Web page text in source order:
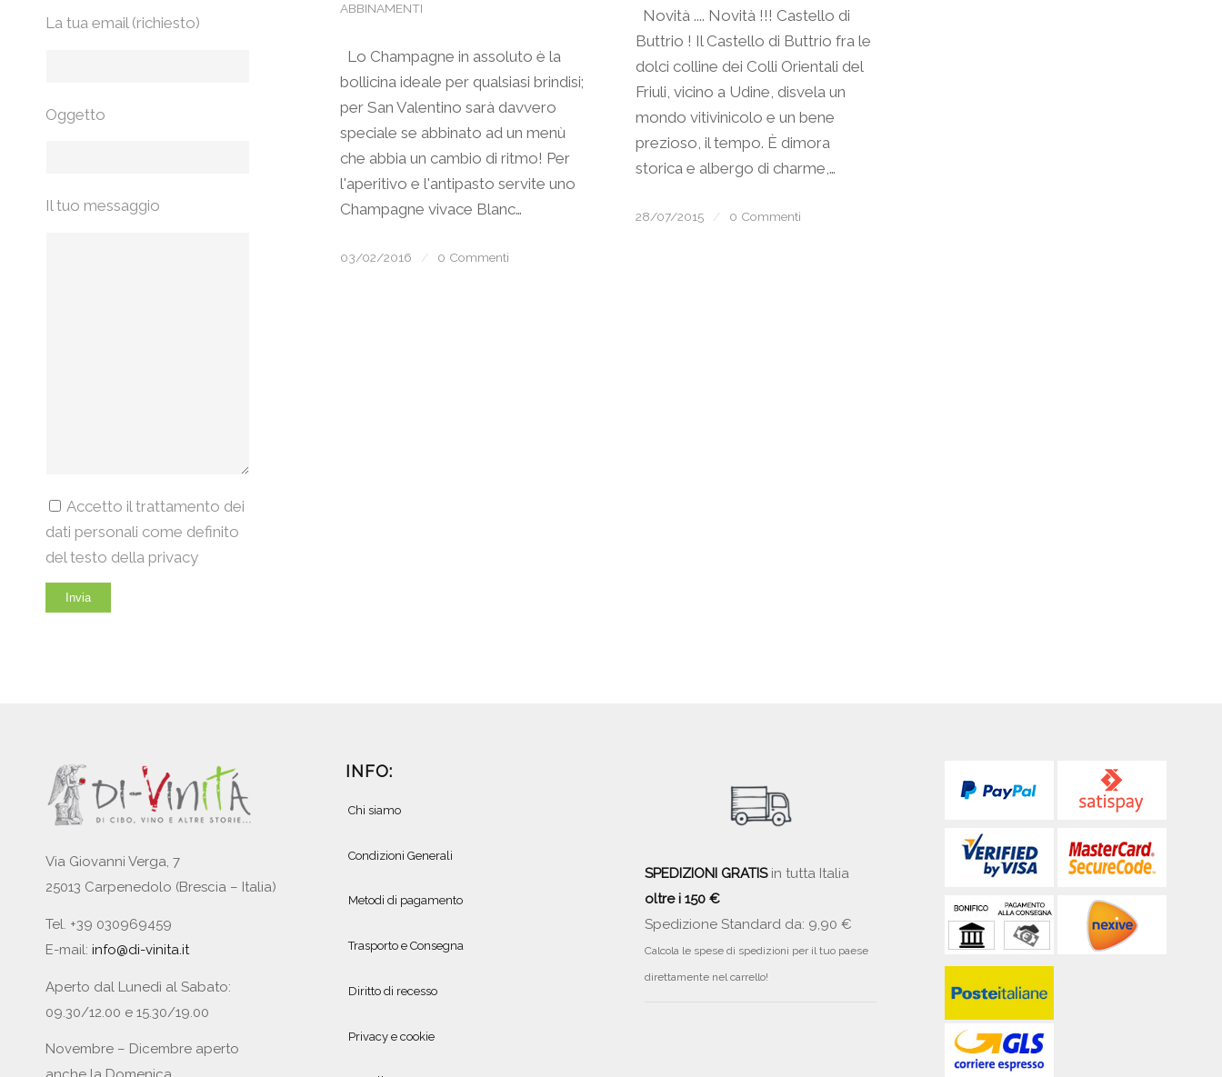
ABBINAMENTI
Lo Champagne in assoluto è la
bollicina ideale per qualsiasi brindisi;
per San Valentino sarà davvero
speciale se abbinato ad un menù
che abbia un cambio di ritmo! Per
l'aperitivo e l'antipasto servite uno
Champagne vivace Blanc…
03/02/2016 / 0 Commenti
Novità .... Novità !!! Castello di
Buttrio ! Il Castello di Buttrio fra le
dolci colline dei Colli Orientali del
Friuli, vicino a Udine, disvela un
mondo vitivinicolo e un bene
prezioso, il tempo. È dimora
storica e albergo di charme,…
28/07/2015 / 0 Commenti
La tua email (richiesto)
Oggetto
Il tuo messaggio
Accetto il trattamento dei
dati personali come definito
del testo della privacy
Via Giovanni Verga, 7
25013 Carpenedolo (Brescia – Italia)
Tel. +39 030969459
E-mail: info@di-vinita.it
Aperto dal Lunedì al Sabato:
09.30/12.00 e 15.30/19.00
Novembre – Dicembre aperto
INFO:
Chi siamo
Condizioni Generali
Metodi di pagamento
Trasporto e Consegna
Diritto di recesso
Privacy e cookie
SPEDIZIONI GRATISin tutta Italia
oltre i 150 €
Spedizione Standard da: 9,90 €
Calcola le spese di spedizioni per il tuo paese
direttamente nel carrello!